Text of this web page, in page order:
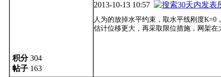
积分304
帖子 163
2013-10-13 10:57
人为的放掉水平约束，取水平线刚度K=0
估计位移更大，再采取限位措施，网架